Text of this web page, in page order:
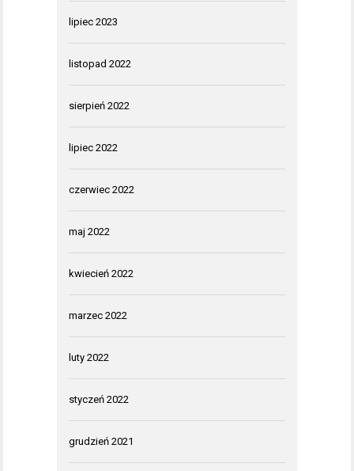
lipiec 2023
listopad 2022
sierpień 2022
lipiec 2022
czerwiec 2022
maj 2022
kwiecień 2022
marzec 2022
luty 2022
styczeń 2022
grudzień 2021